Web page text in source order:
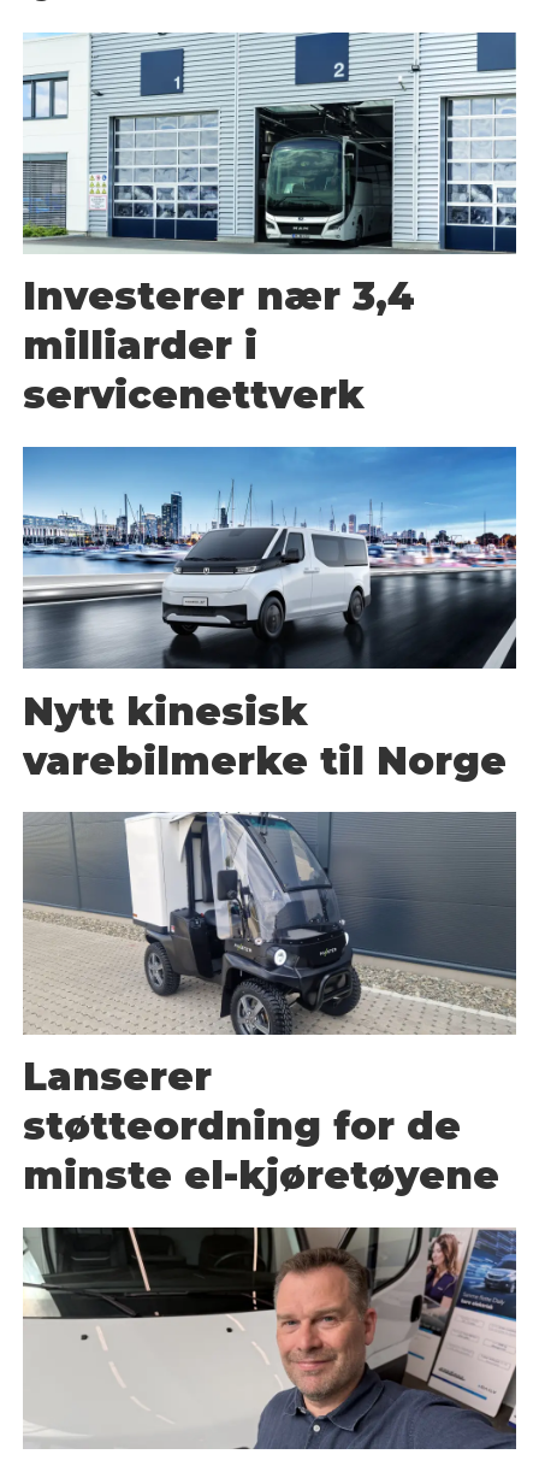
Investerer nær 3,4
milliarder i
servicenettverk
Nytt kinesisk
varebilmerke til Norge
Lanserer
støtteordning for de
minste el-kjøretøyene